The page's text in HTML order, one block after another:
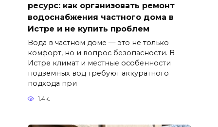
ресурс: как организовать ремонт
водоснабжения частного дома в
Истре и не купить проблем
Вода в частном доме — это не только
комфорт, но и вопрос безопасности. В
Истре климат и местные особенности
подземных вод требуют аккуратного
подхода при
1.4к.